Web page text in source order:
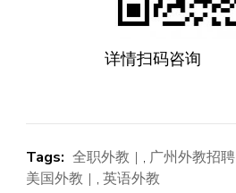
详情扫码咨询
Tags: 全职外教 , 广州外教招聘
美国外教
, 英语外教